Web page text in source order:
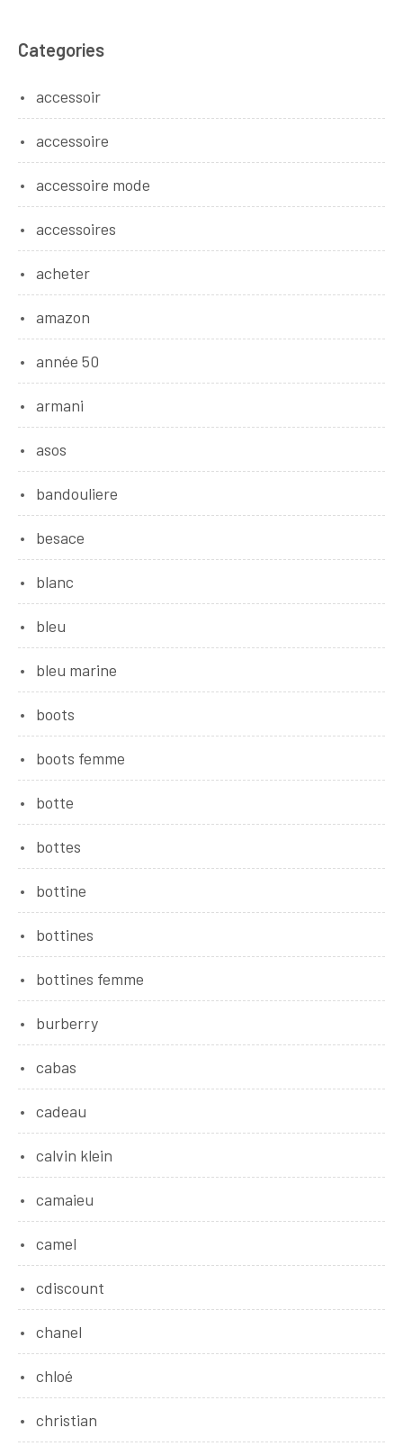
Categories
accessoir
accessoire
accessoire mode
accessoires
acheter
amazon
année 50
armani
asos
bandouliere
besace
blanc
bleu
bleu marine
boots
boots femme
botte
bottes
bottine
bottines
bottines femme
burberry
cabas
cadeau
calvin klein
camaieu
camel
cdiscount
chanel
chloé
christian